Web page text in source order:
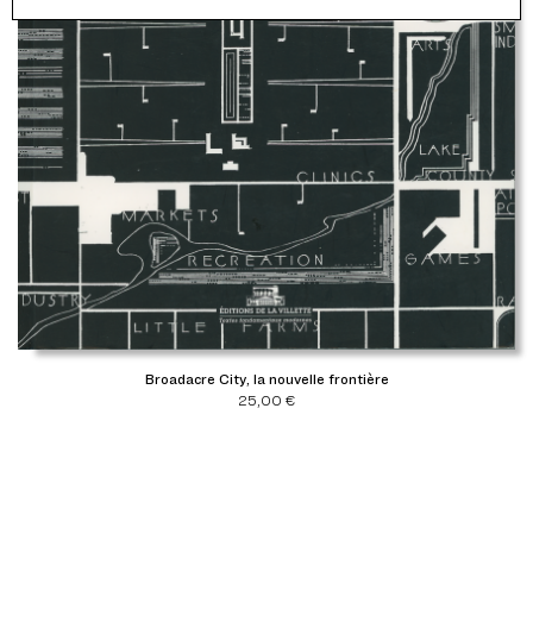
Broadacre City, la nouvelle frontière
25,00 €